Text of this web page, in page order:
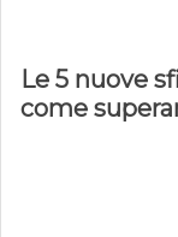
Le 5 nuove
come